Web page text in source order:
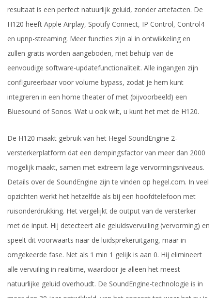
resultaat is een perfect natuurlijk geluid, zonder artefacten. De
H120 heeft Apple Airplay, Spotify Connect, IP Control, Control4
en upnp-streaming. Meer functies zijn al in ontwikkeling en
zullen gratis worden aangeboden, met behulp van de
eenvoudige software-updatefunctionaliteit. Alle ingangen zijn
configureerbaar voor volume bypass, zodat je hem kunt
integreren in een home theater of met (bijvoorbeeld) een
Bluesound of Sonos. Wat u ook wilt, u kunt het met de H120.
De H120 maakt gebruik van het Hegel SoundEngine 2-
versterkerplatform dat een dempingsfactor van meer dan 2000
mogelijk maakt, samen met extreem lage vervormingsniveaus.
Details over de SoundEngine zijn te vinden op hegel.com. In veel
opzichten werkt het hetzelfde als bij een hoofdtelefoon met
ruisonderdrukking. Het vergelijkt de output van de versterker
met de input. Hij detecteert alle geluidsvervuiling (vervorming) en
speelt dit voorwaarts naar de luidsprekeruitgang, maar in
omgekeerde fase. Net als 1 min 1 gelijk is aan 0. Hij elimineert
alle vervuiling in realtime, waardoor je alleen het meest
natuurlijke geluid overhoudt. De SoundEngine-technologie is in